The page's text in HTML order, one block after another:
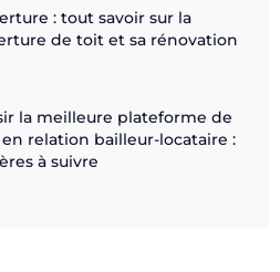
: tout savoir sur la
de toit et sa rénovation
la meilleure plateforme de
relation bailleur-locataire :
à suivre